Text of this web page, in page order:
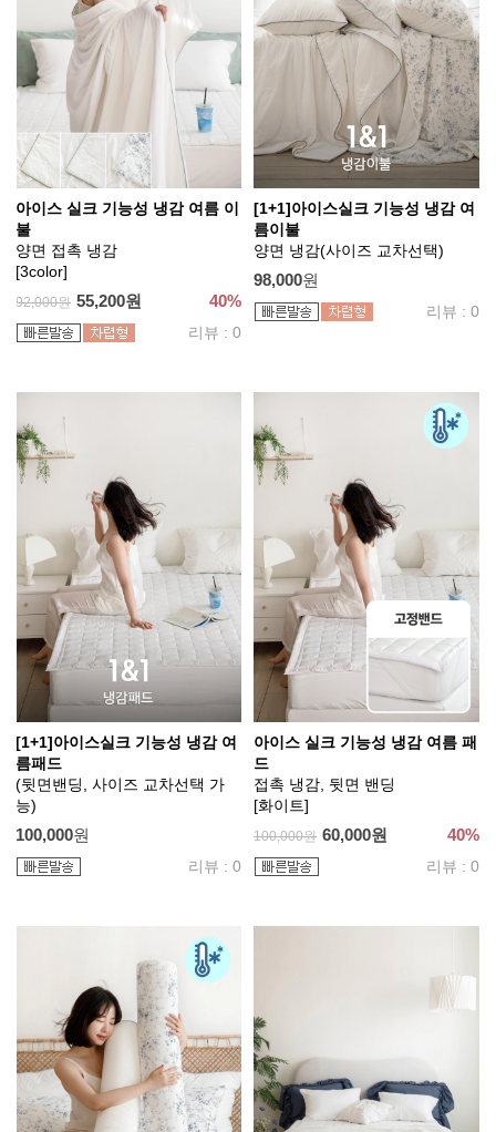
아이스 실크 기능성 냉감 여름 이
불
양면 접촉 냉감
[3color]
92,000원 55,200원 40%
리뷰 : 0
[1+1]아이스실크 기능성 냉감 여
름이불
양면 냉감(사이즈 교차선택)
98,000원
리뷰 : 0
[1+1]아이스실크 기능성 냉감 여
름패드
(뒷면밴딩, 사이즈 교차선택 가
능)
100,000원
리뷰 : 0
아이스 실크 기능성 냉감 여름 패
드
접촉 냉감, 뒷면 밴딩
[화이트]
100,000원 60,000원 40%
리뷰 : 0